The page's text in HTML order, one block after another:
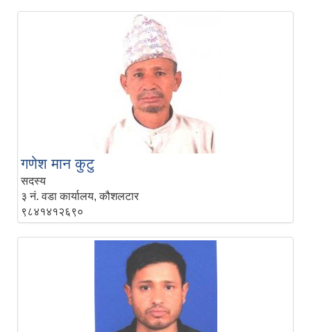
गणेश मान कुटु
सदस्य
३ नं. वडा कार्यालय, कौशलटार
९८४१४१२६९०